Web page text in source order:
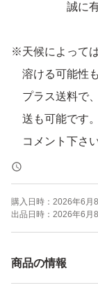
誠に有難う
※天候によって
溶ける可能性も
プラス送料で
送も可能です。
コメント下さ
ご理解頂ける方
お願い致しま
※お値引き、ご
購入日時： 2026年6月
出品日時： 2026年6月
商品の情報